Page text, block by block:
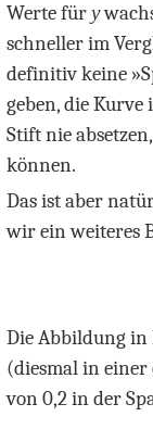
Werte füry
schneller im
definitiv keine
geben, die
Stift nie
können.
Das ist aber
wir ein weiteres
Die Abbildung in
(diesmal in
von 0,2 in der